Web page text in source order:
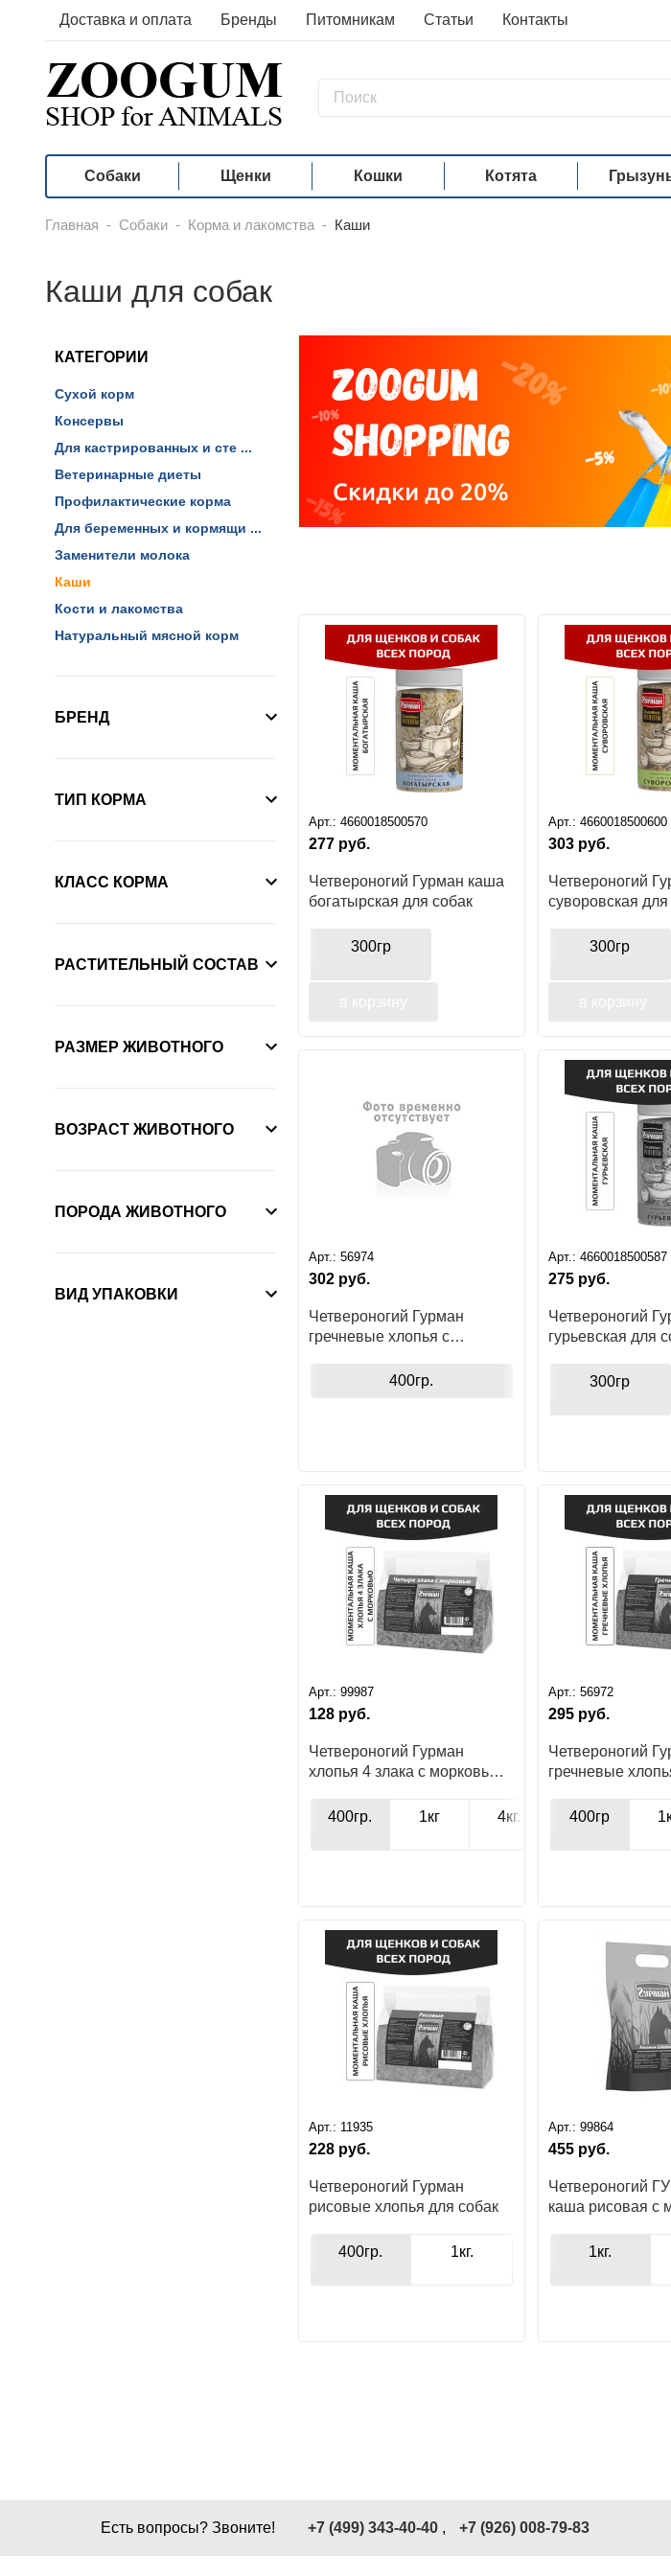
Доставка и оплата Бренды Питомникам Статьи Контакты
Собаки Щенки Кошки Котята
Главная - Собаки - Корма и лакомства - Каши
Каши для собак
КАТЕГОРИИ
Сухой корм
Консервы
Для кастрированных и сте ...
Ветеринарные диеты
Профилактические корма
Для беременных и кормящи ...
Заменители молока
Каши
Кости и лакомства
Натуральный мясной корм
БРЕНД
ТИП КОРМА
КЛАСС КОРМА
РАСТИТЕЛЬНЫЙ СОСТАВ
РАЗМЕР ЖИВОТНОГО
ВОЗРАСТ ЖИВОТНОГО
ПОРОДА ЖИВОТНОГО
ВИД УПАКОВКИ
Арт.: 4660018500570
277 руб.
Четвероногий Гурман каша
богатырская для собак
300гр
Арт.: 4660018500600
303руб.
Четвероногий
суворовская для
300гр
Арт.: 56974
302 руб.
Четвероногий Гурман
гречневые хлопья с
400гр.
Арт.: 4660018500587
275руб.
Четвероногий
гурьевская для
300гр
Арт.: 99987
128 руб.
Четвероногий Гурман
хлопья 4 злака с морковью
400гр.
1кг 4кг.
Арт.: 56972
295руб.
Четвероногий
гречневые
400гр
Арт.: 11935
228 руб.
Четвероногий Гурман
рисовые хлопья для собак
400гр. 1кг.
Арт.: 99864
455руб.
Четвероногий
каша рисовая с
1кг.
Есть вопросы? Звоните! +7 (499) 343-40-40 , +7 (926) 008-79-83